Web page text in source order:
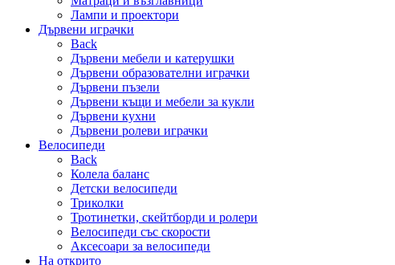
Лампи и проектори
Дървени играчки
Back
Дървени мебели и катерушки
Дървени образователни играчки
Дървени пъзели
Дървени къщи и мебели за кукли
Дървени кухни
Дървени ролеви играчки
Велосипеди
Back
Колела баланс
Детски велосипеди
Триколки
Тротинетки, скейтборди и ролери
Велосипеди със скорости
Аксесоари за велосипеди
На открито